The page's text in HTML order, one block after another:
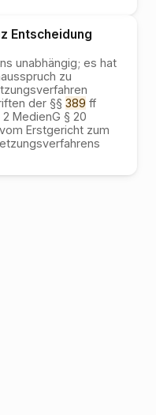
Entscheidung
unabhängig; es hat
zu
der §§ 389 ff
MedienG § 20
Erstgericht zum